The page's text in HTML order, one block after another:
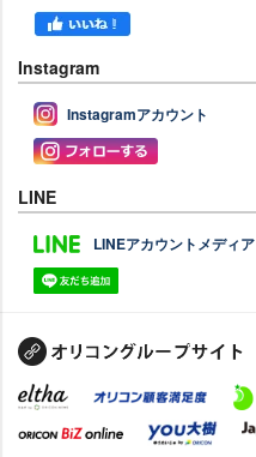
Instagram
Instagramアカウント
LINE
LINEアカウントメディア